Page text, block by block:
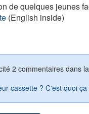
de quelques jeunes
(English inside)
2 commentaires dans
cassette ? C'est quoi ça